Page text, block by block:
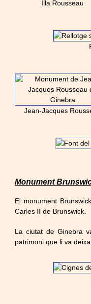
Illa Rousseau
Jean-Jacques
Monument
El monument
Carles II de Brunswick.
La ciutat de Ginebra
patrimoni que li va